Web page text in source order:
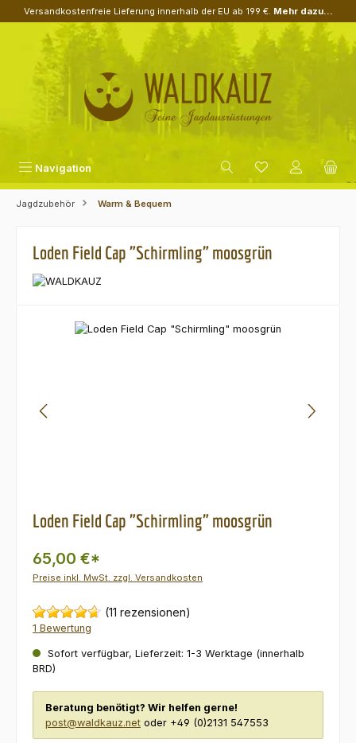
Zum Hauptinhalt springen
Versandkostenfreie Lieferung innerhalb der EU ab 199 €. Mehr dazu...
Navigation
Jagdzubehör Warm & Bequem
Loden Field Cap "Schirmling" moosgrün
Bildergalerie überspringen
Loden Field Cap "Schirmling" moosgrün
65,00 €*
Preise inkl. MwSt. zzgl. Versandkosten
(11 rezensionen)
1 Bewertung
Sofort verfügbar, Lieferzeit: 1-3 Werktage (innerhalb
BRD)
Beratung benötigt? Wir helfen gerne!
post@waldkauz.net oder +49 (0)2131 547553